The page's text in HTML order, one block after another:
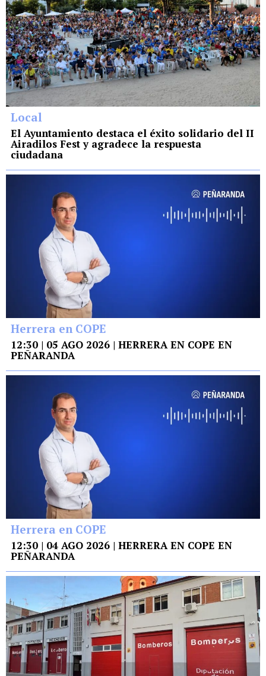
Local
El Ayuntamiento destaca el éxito solidario del II
Airadilos Fest y agradece la respuesta
ciudadana
Herrera en COPE
12:30 | 05 AGO 2026 | HERRERA EN COPE EN
PEÑARANDA
Herrera en COPE
12:30 | 04 AGO 2026 | HERRERA EN COPE EN
PEÑARANDA